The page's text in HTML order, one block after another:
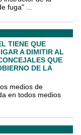
fuga" ...
TIENE QUE
A DIMITIR AL
QUE
DE LA
medios de
en todos medios